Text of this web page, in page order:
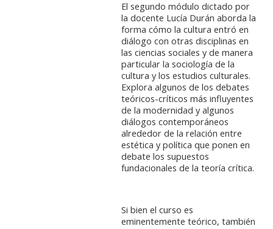
El segundo módulo dictado por
la docente Lucía Durán aborda la
forma cómo la cultura entró en
diálogo con otras disciplinas en
las ciencias sociales y de manera
particular la sociología de la
cultura y los estudios culturales.
Explora algunos de los debates
teóricos-críticos más influyentes
de la modernidad y algunos
diálogos contemporáneos
alrededor de la relación entre
estética y política que ponen en
debate los supuestos
fundacionales de la teoría crítica.
Si bien el curso es
eminentemente teórico, también